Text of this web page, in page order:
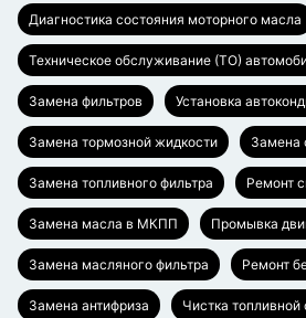
Диагностика состояния моторного масла
Техническое обслуживание (ТО)
Замена фильтров Установка
Замена тормозной жидкости Замена
Замена топливного фильтра Ремонт
Замена масла в МКПП Промывка
Замена масляного фильтра Ремонт
Замена антифриза Чистка